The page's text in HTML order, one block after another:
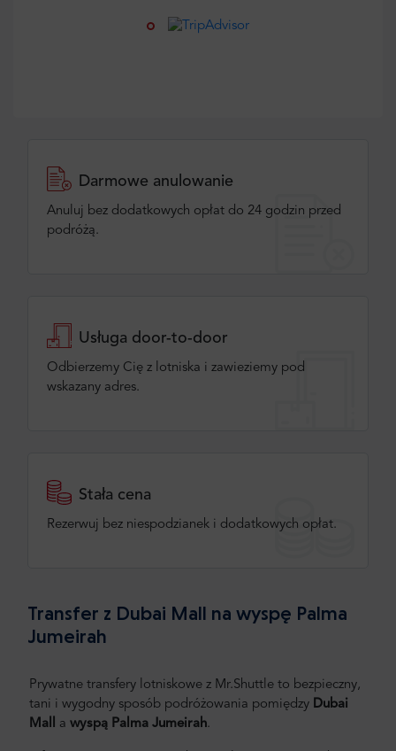
Darmowe anulowanie
Anuluj bez dodatkowych opłat do 24 godzin przed
podróżą.
Usługa door-to-door
Odbierzemy Cię z lotniska i zawieziemy pod
wskazany adres.
Stała cena
Rezerwuj bez niespodzianek i dodatkowych opłat.
Transfer z Dubai Mall na wyspę Palma
Jumeirah
Prywatne transfery lotniskowe z Mr.Shuttle to bezpieczny,
tani i wygodny sposób podróżowania pomiędzy Dubai
Mall a wyspą Palma Jumeirah.